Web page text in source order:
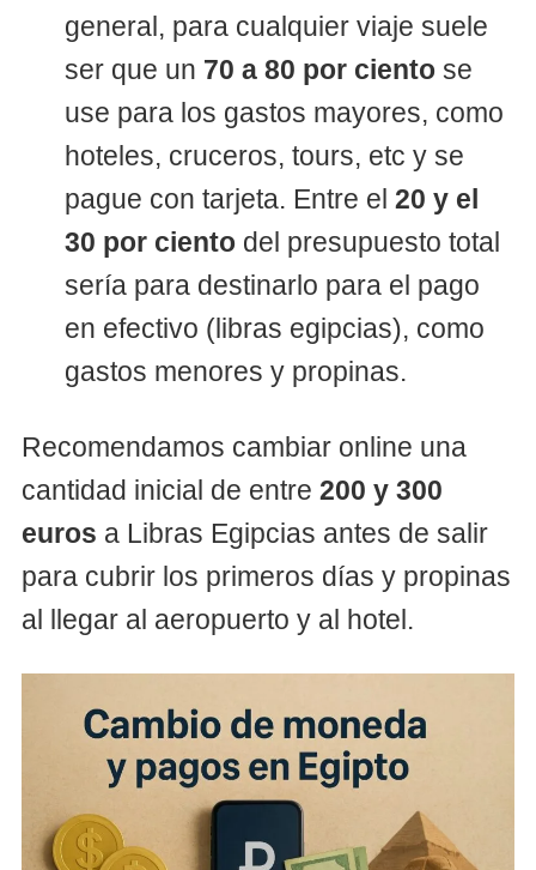
general, para cualquier viaje suele
ser que un 70 a 80 por ciento se
use para los gastos mayores, como
hoteles, cruceros, tours, etc y se
pague con tarjeta. Entre el 20 y el
30 por ciento del presupuesto total
sería para destinarlo para el pago
en efectivo (libras egipcias), como
gastos menores y propinas.
Recomendamos cambiar online una
cantidad inicial de entre 200 y 300
euros a Libras Egipcias antes de salir
para cubrir los primeros días y propinas
al llegar al aeropuerto y al hotel.